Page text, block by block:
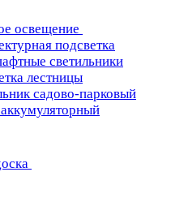
освещение
подсветка
светильники
лестницы
садово-парковый